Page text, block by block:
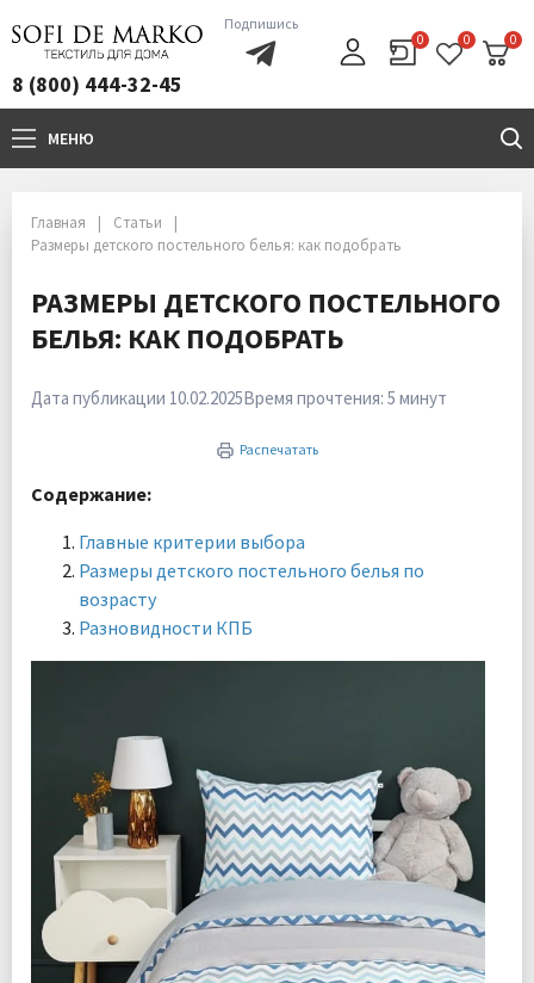
8 (800) 444-32-45
Подпишись
0 0 0
МЕНЮ
Главная
Статьи
Размеры детского постельного белья: как подобрать
РАЗМЕРЫ ДЕТСКОГО ПОСТЕЛЬНОГО
БЕЛЬЯ: КАК ПОДОБРАТЬ
Дата публикации 10.02.2025Время прочтения: 5 минут
Распечатать
Содержание:
Главные критерии выбора
Размеры детского постельного белья по
возрасту
Разновидности КПБ